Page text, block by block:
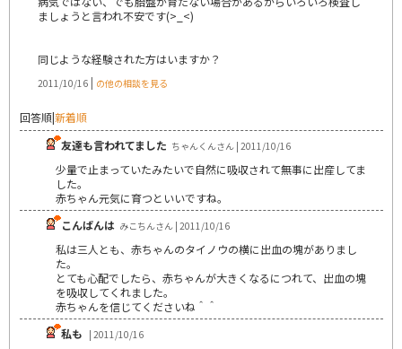
ましょうと言われ不安です(>_<)
同じような経験された方はいますか？
2011/10/16 | の他の相談を見る
回答順|新着順
友達も言われてました ちゃんくんさん | 2011/10/16
少量で止まっていたみたいで自然に吸収されて無事に出産してま
した。
赤ちゃん元気に育つといいですね。
こんばんは みこちんさん | 2011/10/16
私は三人とも、赤ちゃんのタイノウの横に出血の塊がありまし
た。
とても心配でしたら、赤ちゃんが大きくなるにつれて、出血の塊
を吸収してくれました。
赤ちゃんを信じてくださいね＾＾
私も | 2011/10/16